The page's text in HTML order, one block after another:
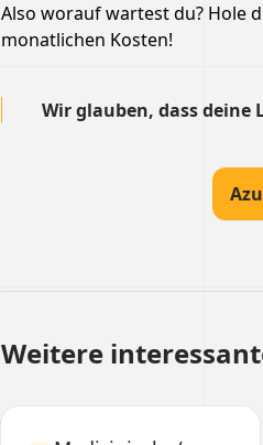
Also worauf wartest du? Hole
monatlichen Kosten!
Wir glauben, dass deine
Weitere